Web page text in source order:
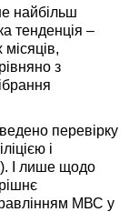
найбільш
тенденція –
з
перевірку
і
І лише щодо
МВС у